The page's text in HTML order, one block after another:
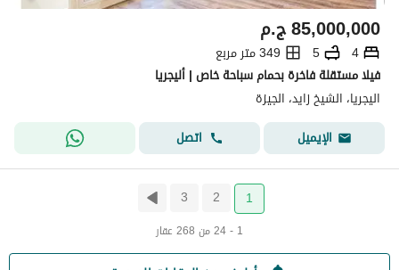
ج.م85,000,000
4
5
349 متر مربع
فيلا مستقلة فاخرة بحمام سباحة خاص | أليجريا
اليجريا، الشيخ زايد، الجيزة
الإيميل
اتصل
1
2
3
1 - 24 من 268 عقار